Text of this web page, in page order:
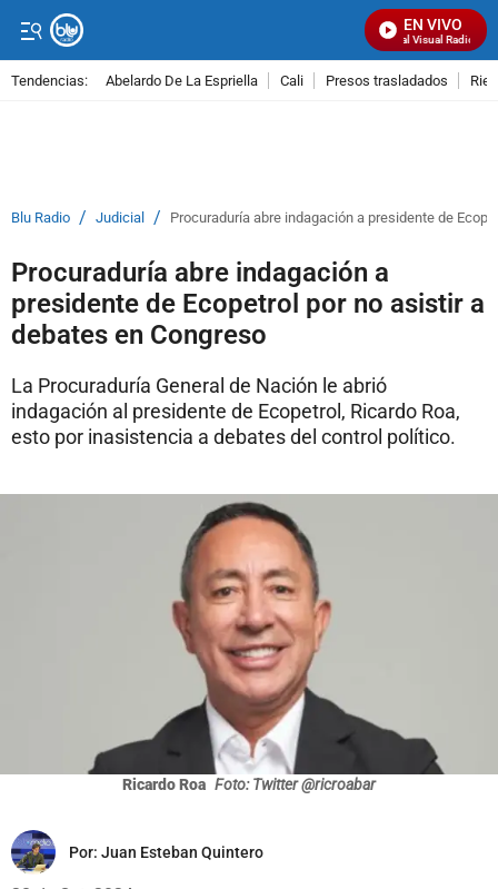
EN VIVO
Señal Visual Radio
Tendencias: Abelardo De La Espriella Cali Presos trasladados
Blu Radio / Judicial / Procuraduría abre indagación a presidente de
Procuraduría abre indagación a
presidente de Ecopetrol por no asistir a
debates en Congreso
La Procuraduría General de Nación le abrió
indagación al presidente de Ecopetrol, Ricardo Roa,
esto por inasistencia a debates del control político.
Ricardo Roa Foto: Twitter @ricroabar
Por: Juan Esteban Quintero